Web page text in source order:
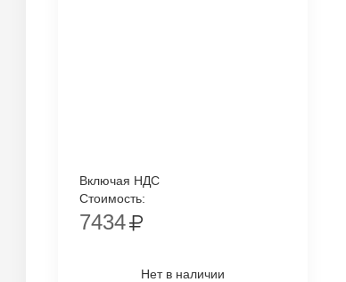
Включая НДС
Стоимость:
7434
Нет в наличии